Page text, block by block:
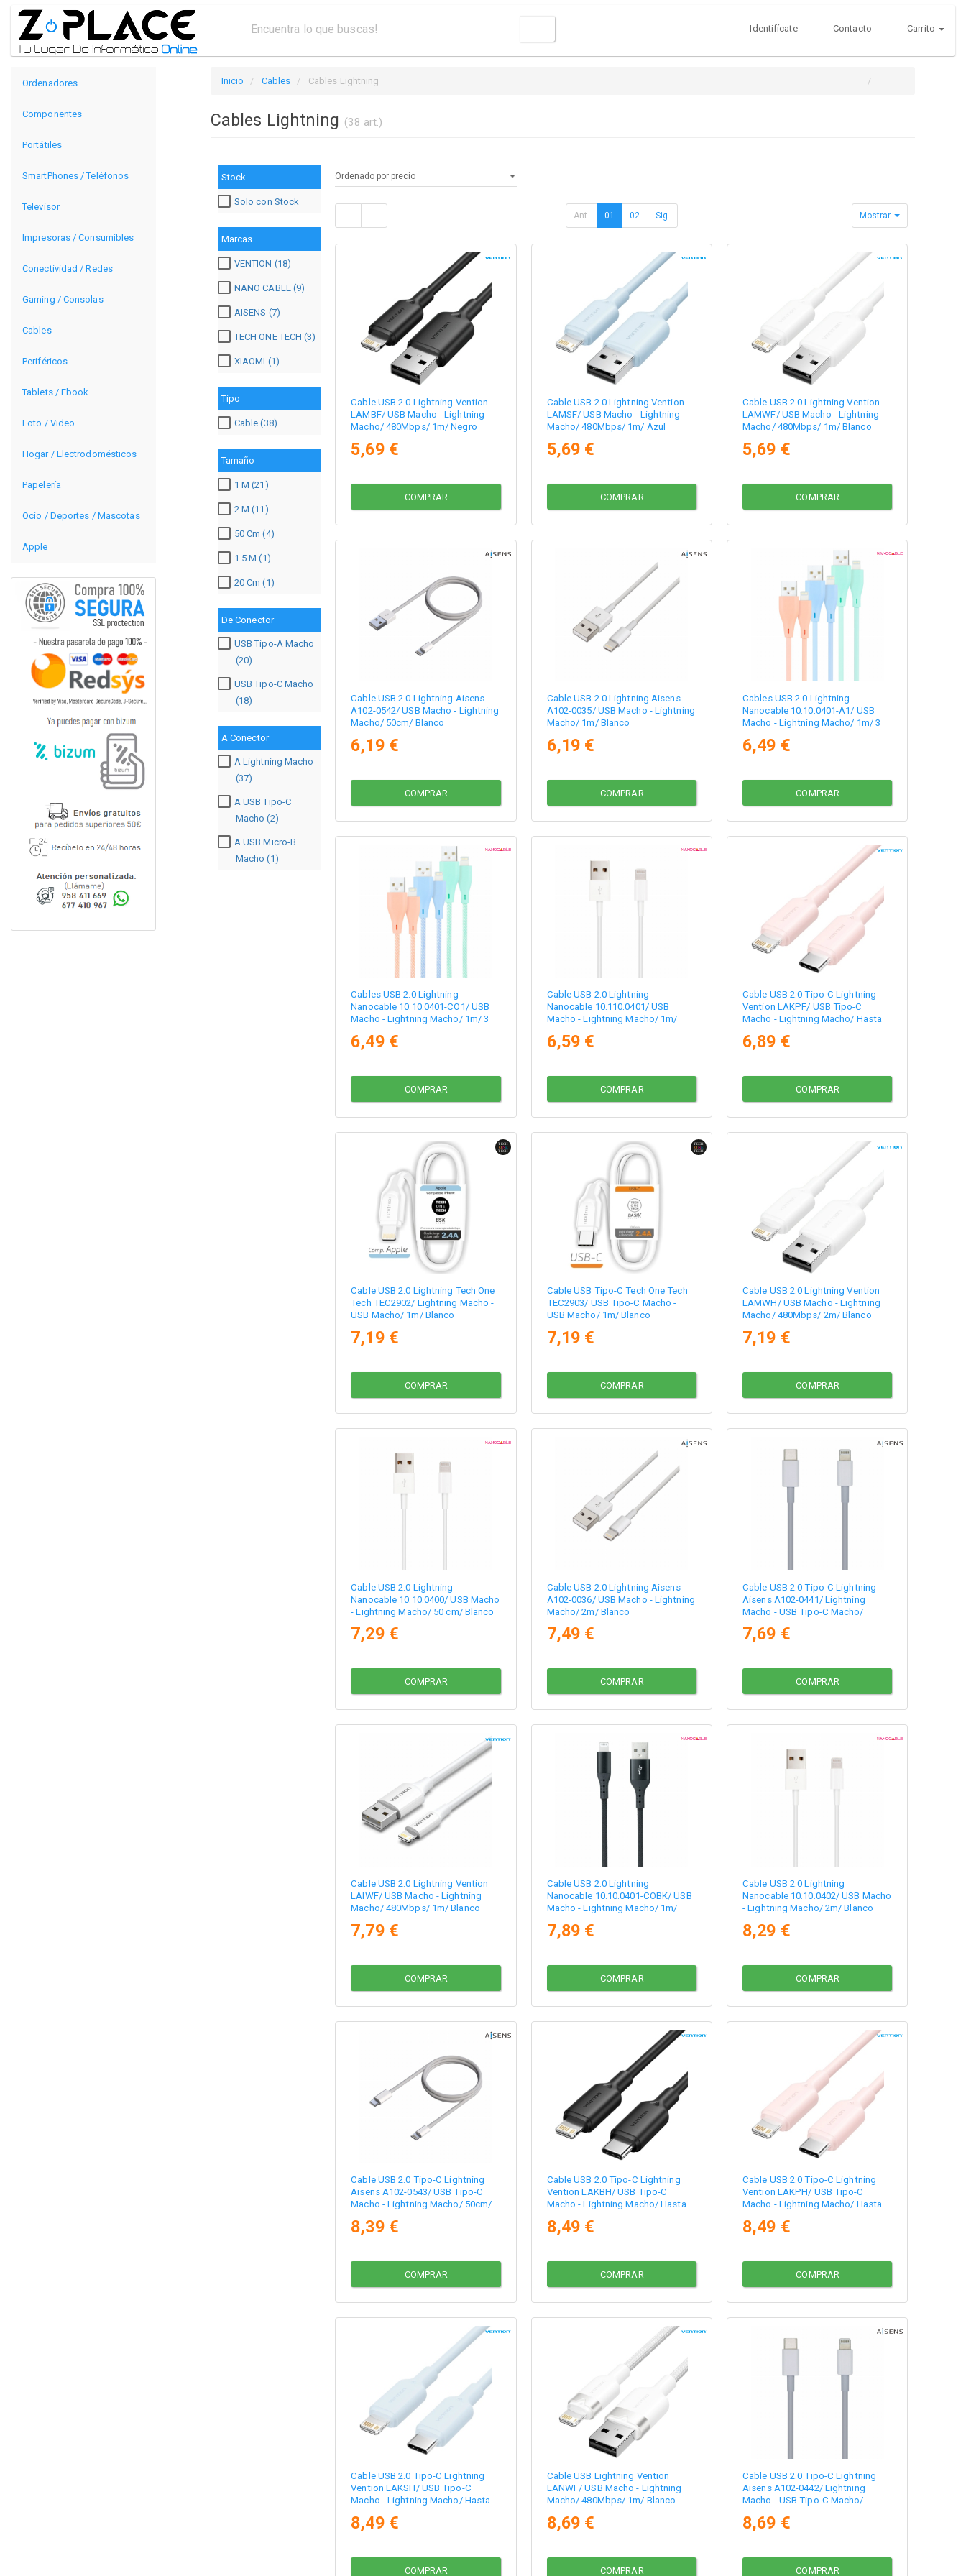
Identifícate Contacto Carrito
Ordenadores
Componentes
Portátiles
SmartPhones / Teléfonos
Televisor
Impresoras / Consumibles
Conectividad / Redes
Gaming / Consolas
Cables
Periféricos
Tablets / Ebook
Foto / Video
Hogar / Electrodomésticos
Papelería
Ocio / Deportes / Mascotas
Apple
Inicio Cables Cables Lightning
Cables Lightning (38 art.)
Stock
Solo con Stock
Marcas
VENTION (18)
NANO CABLE (9)
AISENS (7)
TECH ONE TECH (3)
XIAOMI (1)
Tipo
Cable (38)
Tamaño
1 M (21)
2 M (11)
50 Cm (4)
1.5 M (1)
20 Cm (1)
De Conector
USB Tipo-A Macho
(20)
USB Tipo-C Macho
(18)
A Conector
A Lightning Macho
(37)
A USB Tipo-C
Macho (2)
A USB Micro-B
Macho (1)
Ant. 01 02 Sig. Mostrar
Cable USB 2.0 Lightning Vention
LAMBF/ USB Macho - Lightning
Macho/ 480Mbps/ 1m/ Negro
5,69 €
COMPRAR
Cable USB 2.0 Lightning Vention
LAMSF/ USB Macho - Lightning
Macho/ 480Mbps/ 1m/ Azul
5,69 €
COMPRAR
Cable USB 2.0 Lightning Vention
LAMWF/ USB Macho - Lightning
Macho/ 480Mbps/ 1m/ Blanco
5,69 €
COMPRAR
Cable USB 2.0 Lightning Aisens
A102-0542/ USB Macho - Lightning
Macho/ 50cm/ Blanco
6,19 €
COMPRAR
Cable USB 2.0 Lightning Aisens
A102-0035/ USB Macho - Lightning
Macho/ 1m/ Blanco
6,19 €
COMPRAR
Cables USB 2.0 Lightning
Nanocable 10.10.0401-A1/ USB
Macho - Lightning Macho/ 1m/ 3
6,49 €
COMPRAR
Cables USB 2.0 Lightning
Nanocable 10.10.0401-CO1/ USB
Macho - Lightning Macho/ 1m/ 3
6,49 €
COMPRAR
Cable USB 2.0 Lightning
Nanocable 10.110.0401/ USB
Macho - Lightning Macho/ 1m/
6,59 €
COMPRAR
Cable USB 2.0 Tipo-C Lightning
Vention LAKPF/ USB Tipo-C
Macho - Lightning Macho/ Hasta
6,89 €
COMPRAR
Cable USB 2.0 Lightning Tech One
Tech TEC2902/ Lightning Macho -
USB Macho/ 1m/ Blanco
7,19 €
COMPRAR
Cable USB Tipo-C Tech One Tech
TEC2903/ USB Tipo-C Macho -
USB Macho/ 1m/ Blanco
7,19 €
COMPRAR
Cable USB 2.0 Lightning Vention
LAMWH/ USB Macho - Lightning
Macho/ 480Mbps/ 2m/ Blanco
7,19 €
COMPRAR
Cable USB 2.0 Lightning
Nanocable 10.10.0400/ USB Macho
- Lightning Macho/ 50 cm/ Blanco
7,29 €
COMPRAR
Cable USB 2.0 Lightning Aisens
A102-0036/ USB Macho - Lightning
Macho/ 2m/ Blanco
7,49 €
COMPRAR
Cable USB 2.0 Tipo-C Lightning
Aisens A102-0441/ Lightning
Macho - USB Tipo-C Macho/
7,69 €
COMPRAR
Cable USB 2.0 Lightning Vention
LAIWF/ USB Macho - Lightning
Macho/ 480Mbps/ 1m/ Blanco
7,79 €
COMPRAR
Cable USB 2.0 Lightning
Nanocable 10.10.0401-COBK/ USB
Macho - Lightning Macho/ 1m/
7,89 €
COMPRAR
Cable USB 2.0 Lightning
Nanocable 10.10.0402/ USB Macho
- Lightning Macho/ 2m/ Blanco
8,29 €
COMPRAR
Cable USB 2.0 Tipo-C Lightning
Aisens A102-0543/ USB Tipo-C
Macho - Lightning Macho/ 50cm/
8,39 €
COMPRAR
Cable USB 2.0 Tipo-C Lightning
Vention LAKBH/ USB Tipo-C
Macho - Lightning Macho/ Hasta
8,49 €
COMPRAR
Cable USB 2.0 Tipo-C Lightning
Vention LAKPH/ USB Tipo-C
Macho - Lightning Macho/ Hasta
8,49 €
COMPRAR
Cable USB 2.0 Tipo-C Lightning
Vention LAKSH/ USB Tipo-C
Macho - Lightning Macho/ Hasta
8,49 €
COMPRAR
Cable USB Lightning Vention
LANWF/ USB Macho - Lightning
Macho/ 480Mbps/ 1m/ Blanco
8,69 €
COMPRAR
Cable USB 2.0 Tipo-C Lightning
Aisens A102-0442/ Lightning
Macho - USB Tipo-C Macho/
8,69 €
COMPRAR